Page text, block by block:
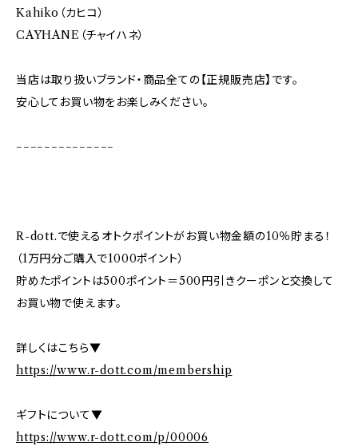
Kahiko（カヒコ）
CAYHANE（チャイハネ）
当店は取り扱いブランド・商品全ての【正規販売店】です。
安心してお買い物をお楽しみください。
−−−−−−−−−−−−−−
R-dott.で使えるオトクポイントがお買い物金額の10％貯まる！
（1万円分ご購入で1000ポイント）
貯めたポイントは500ポイント＝500円引きクーポンと交換して
お買い物で使えます。
詳しくはこちら▼
https://www.r-dott.com/membership
ギフトについて▼
https://www.r-dott.com/p/00006